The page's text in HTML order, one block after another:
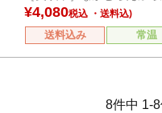
楽部
¥4,080税込
送料込み 常温
8件中 1-8